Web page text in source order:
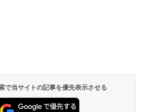
で当サイトの記事を優先表示させる